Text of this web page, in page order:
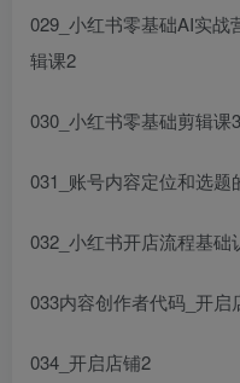
029_小红书零基础AI实战
辑课2
030_小红书零基础剪辑课3
031_账号内容定位和选题
032_小红书开店流程基础
033内容创作者代码 _开
034_开启店铺2